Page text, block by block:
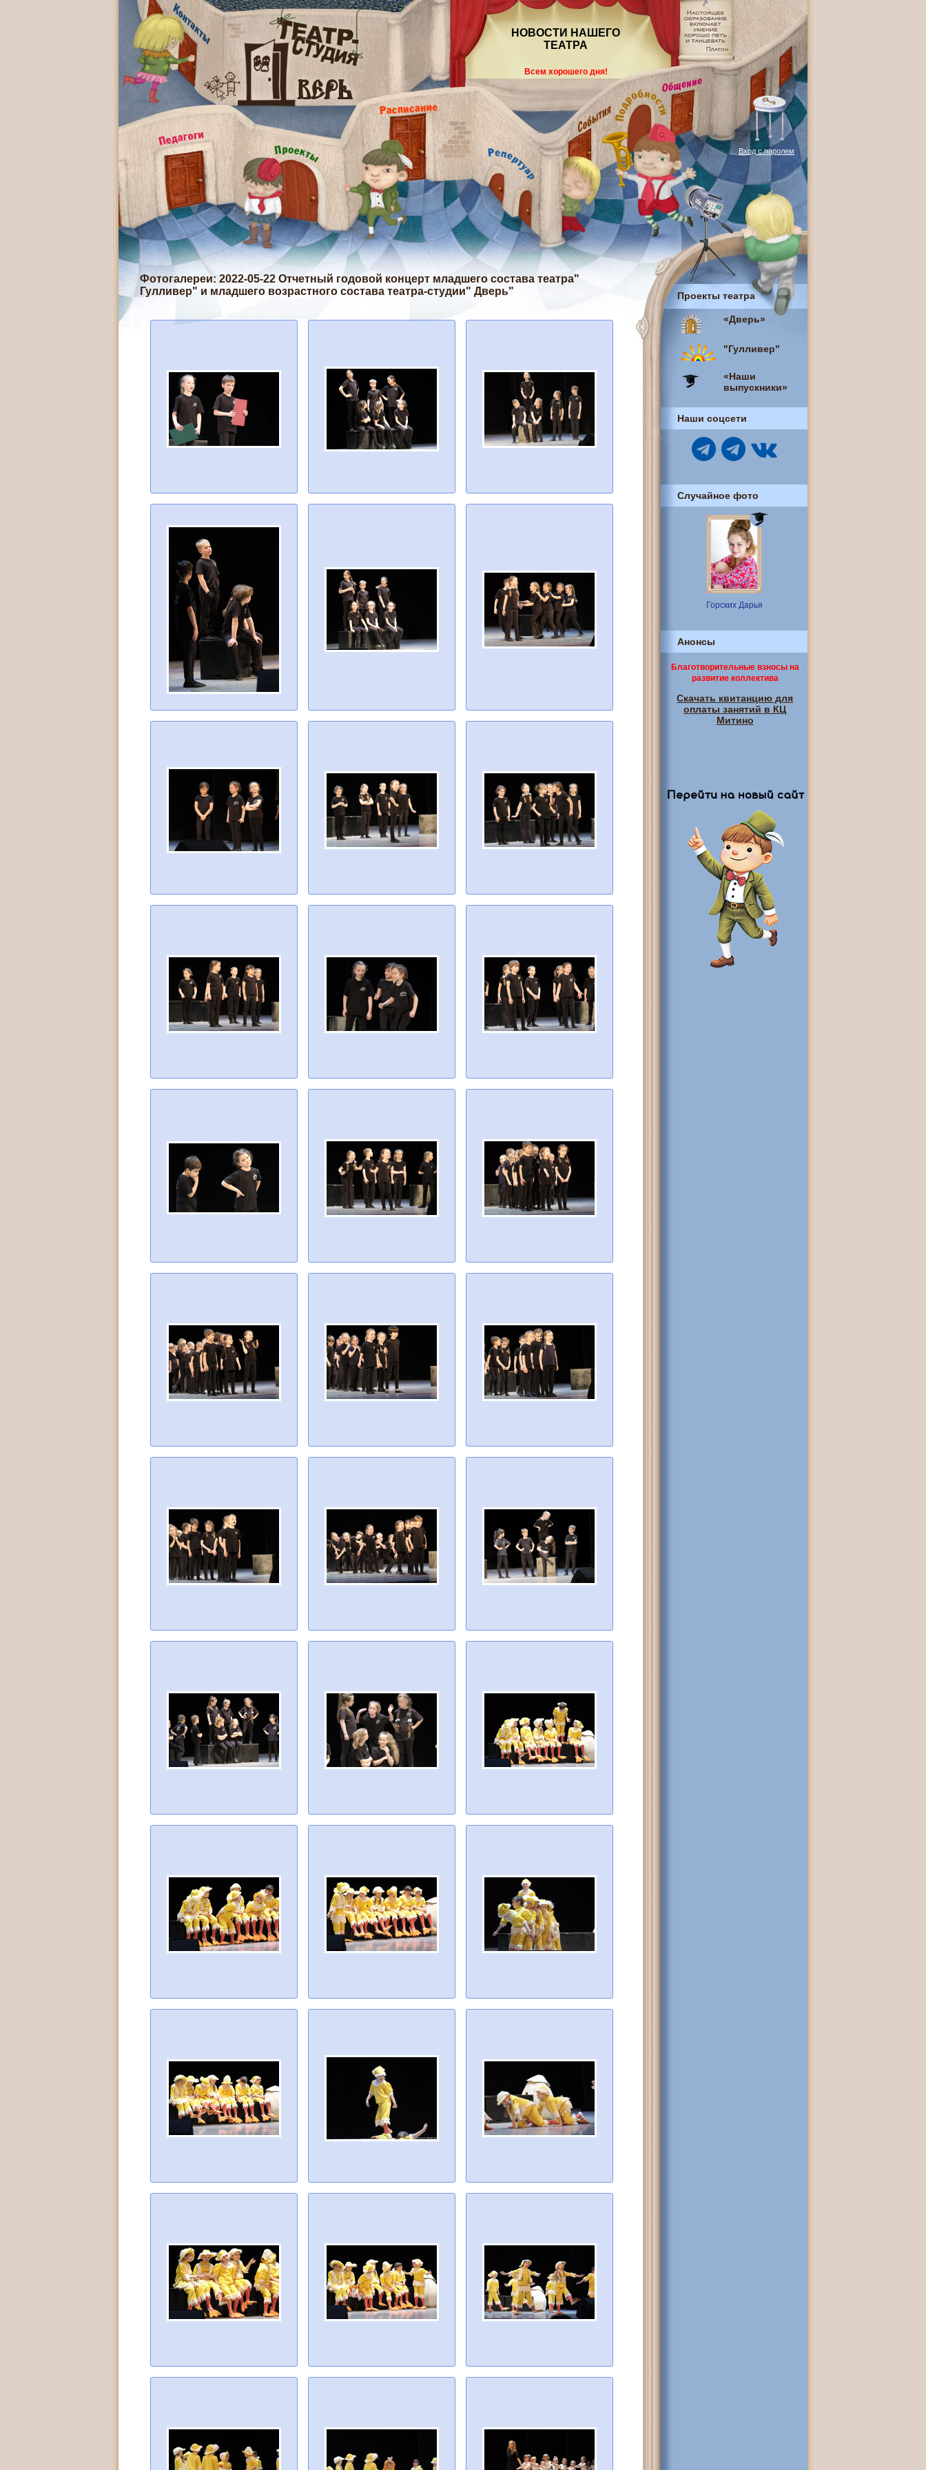
НОВОСТИ НАШЕГО
ТЕАТРА
Всем хорошего дня!
Вход с паролем
Фотогалереи: 2022-05-22 Отчетный годовой концерт младшего состава театра"
Гулливер" и младшего возрастного состава театра-студии" Дверь"
Проекты театра
«Дверь»
"Гулливер"
«Наши
выпускники»
Наши соцсети
Случайное фото
Горских Дарья
Анонсы
Благотворительные взносы на
развитие коллектива
Скачать квитанцию для
оплаты занятий в КЦ
Митино